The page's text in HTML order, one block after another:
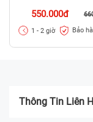
550.000đ
1 - 2 giờ Bảo
Thông Tin Liên